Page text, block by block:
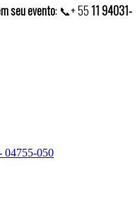
seu evento: 📞+ 5511 94031-
04755-050